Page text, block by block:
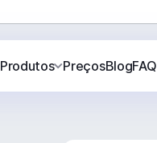
Produtos PreçosBlogFAQ